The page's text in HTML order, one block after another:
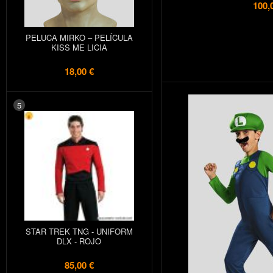
PELUCA MIRKO – PELÍCULA
KISS ME LICIA
18,00 €
5
STAR TREK TNG - UNIFORM
DLX - ROJO
85,00 €